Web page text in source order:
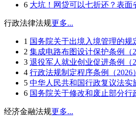
6 大坑！网贷可以七折还？表面
行政法律法规更多...
1 国务院关于出境入境管理的规
2 集成电路布图设计保护条例（
3 退役军人就业创业促进条例（
4 行政法规制定程序条例（2026）
5 中华人民共和国行政复议法实
6 国务院关于修改和废止部分行
经济金融法规更多...